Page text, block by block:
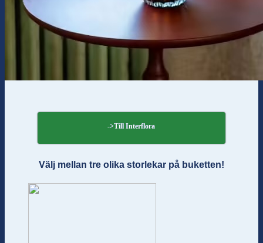
->Till Interflora
Välj mellan tre olika storlekar på buketten!